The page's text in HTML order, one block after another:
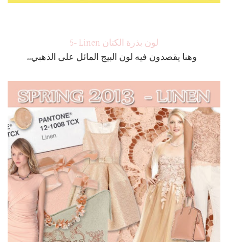
5- Linen لون بذرة الكتان
وهنا يقصدون فيه لون البيج المائل على الذهبي..